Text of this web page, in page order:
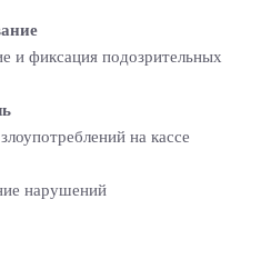
и фиксация подозрительных
на кассе
нарушений